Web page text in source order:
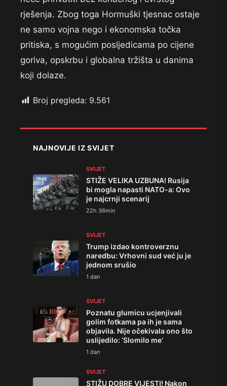
rješenja. Zbog toga Hormuški tjesnac ostaje
ne samo vojna nego i ekonomska točka
pritiska, s mogućim posljedicama po cijene
goriva, opskrbu i globalna tržišta u danima
koji dolaze.
Broj pregleda: 9.561
NAJNOVIJE IZ SVIJET
SVIJET
STIŽE VELIKA UZBUNA! Rusija
bi mogla napasti NATO-a: Ovo
je najcrnji scenarij
22h 36min
SVIJET
Trump izdao kontroverznu
naredbu: Vrhovni sud već ju je
jednom srušio
1 dan
SVIJET
Poznatu glumicu ucjenjivali
golim fotkama pa ih je sama
objavila. Nije očekivala ono što
uslijedilo: ‘Slomilo me‘
1 dan
SVIJET
STIŽU DOBRE VIJESTI! Nakon